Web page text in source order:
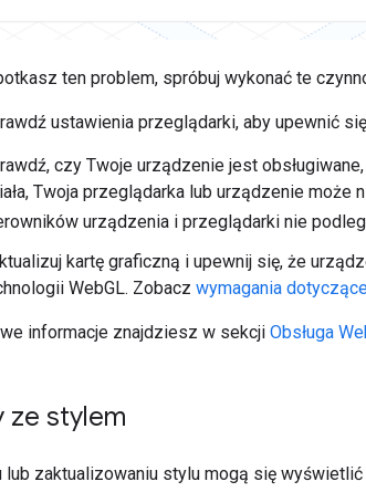
ten problem, spróbuj wykonać te
ustawienia przeglądarki, aby upewnić
czy Twoje urządzenie jest
Twoja przeglądarka lub urządzenie może
urządzenia i przeglądarki nie
kartę graficzną i upewnij się, że
WebGL. Zobacz wymagania
informacje znajdziesz w sekcji Obsługa
ze stylem
lub zaktualizowaniu stylu mogą się